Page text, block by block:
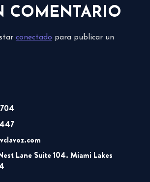
COMENTARIO
conectado para publicar un
Lane Suite 104. Miami Lakes